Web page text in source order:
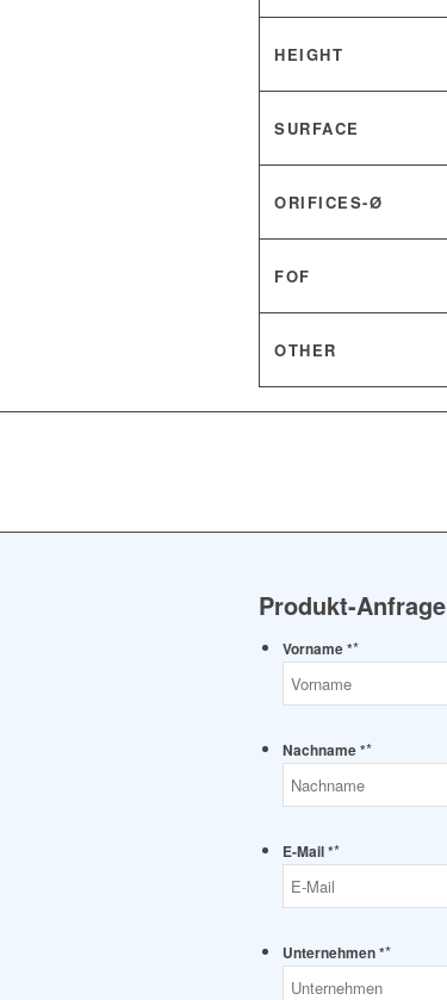
HEIGHT
SURFACE
ORIFICES-Ø
FOF
OTHER
Produkt-Anfrage
Vorname **
Nachname **
E-Mail **
Unternehmen **